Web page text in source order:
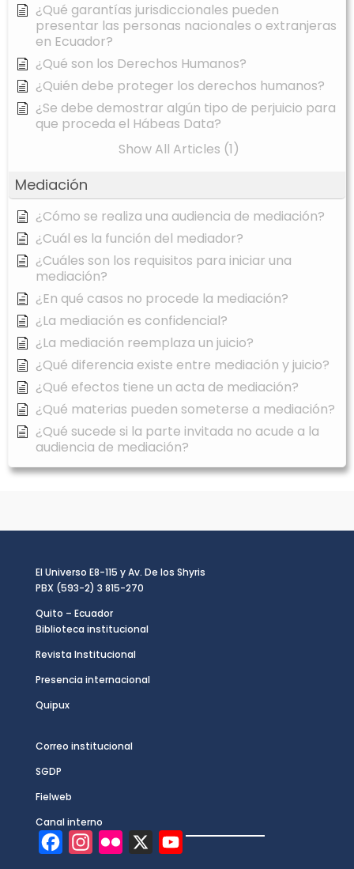
¿Qué garantías jurisdiccionales pueden
presentar las personas nacionales o extranjeras
en Ecuador?
¿Qué son los Derechos Humanos?
¿Quién debe proteger los derechos humanos?
¿Se debe demostrar algún tipo de perjuicio para
que proceda el Hábeas Data?
Show All Articles (1)
Mediación
¿Cómo se realiza una audiencia de mediación?
¿Cuál es la función del mediador?
¿Cuáles son los requisitos para iniciar una
mediación?
¿En qué casos no procede la mediación?
¿La mediación es confidencial?
¿La mediación reemplaza un juicio?
¿Qué diferencia existe entre mediación y juicio?
¿Qué efectos tiene un acta de mediación?
¿Qué materias pueden someterse a mediación?
¿Qué sucede si la parte invitada no acude a la
audiencia de mediación?
El Universo E8-115 y Av. De los Shyris
PBX (593-2) 3 815-270
Quito – Ecuador
Biblioteca institucional
Revista Institucional
Presencia internacional
Quipux
Correo institucional
SGDP
Fielweb
Canal interno
Y